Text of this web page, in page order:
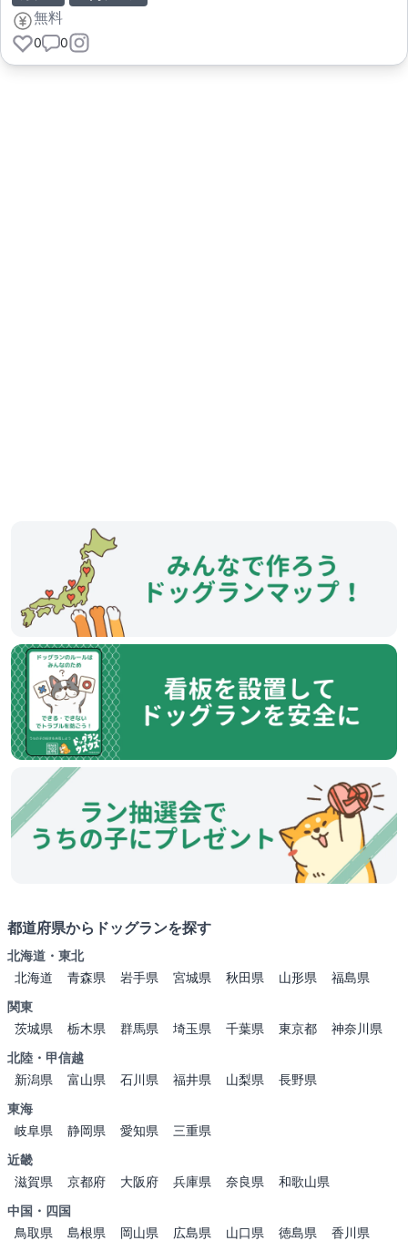
無料
0 0
都道府県からドッグランを探す
北海道・東北
北海道
青森県 岩手県 宮城県 秋田県 山形県
福島県
関東
茨城県
栃木県 群馬県 埼玉県 千葉県 東京都
神奈川県
北陸・甲信越
新潟県
富山県 石川県 福井県 山梨県
長野県
東海
岐阜県
静岡県 愛知県
三重県
近畿
滋賀県
京都府 大阪府 兵庫県 奈良県
和歌山県
中国・四国
鳥取県
島根県 岡山県 広島県 山口県 徳島県
香川県